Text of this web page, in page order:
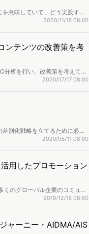
意味していて、どう実践すれ
ング事例をもとにご紹介しま
2020/11/18 08:00
ンテンツの改善策を考
析を行い、改善策を考えてみ
た。マナミナの課題は回遊率
2020/07/17 08:00
別化戦略を立てるために必要
。
2020/05/11 08:00
用したプロモーション
くのグローバル企業のコミュニ
ームだけでなく、月数十万UU
ジタルメディアデータを使って
ら・ひかる）さんにマナミナ
2019/12/18 08:00
ャーニー・AIDMA/AIS